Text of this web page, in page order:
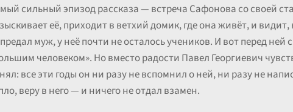
сильный эпизод рассказа — встреча Сафонова со своей
её, приходит в ветхий домик, где она живёт, и
муж, у неё почти не осталось учеников. И вот перед
человеком». Но вместо радости Павел Георгиевич
все эти годы он ни разу не вспомнил о ней, ни разу не
веру в него — и ничего не отдал взамен.